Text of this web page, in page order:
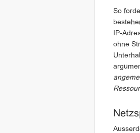
So
IP-
ohne